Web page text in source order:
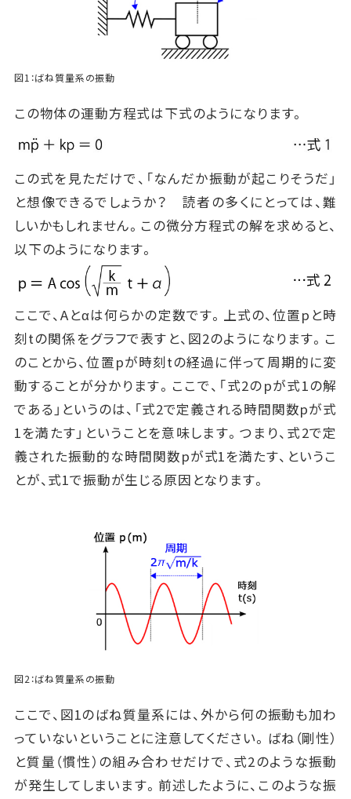
図1：ばね質量系の振動
この物体の運動方程式は下式のようになります。
この式を見ただけで、「なんだか振動が起こりそうだ」
と想像できるでしょうか？ 読者の多くにとっては、難
しいかもしれません。この微分方程式の解を求めると、
以下のようになります。
ここで、Aとαは何らかの定数です。上式の、位置pと時
刻tの関係をグラフで表すと、図2のようになります。こ
のことから、位置pが時刻tの経過に伴って周期的に変
動することが分かります。ここで、「式2のpが式1の解
である」というのは、「式2で定義される時間関数pが式
1を満たす」ということを意味します。つまり、式2で定
義された振動的な時間関数pが式1を満たす、というこ
とが、式1で振動が生じる原因となります。
図2：ばね質量系の振動
ここで、図1のばね質量系には、外から何の振動も加わ
っていないということに注意してください。ばね（剛性）
と質量（慣性）の組み合わせだけで、式2のような振動
が発生してしまいます。前述したように、このような振